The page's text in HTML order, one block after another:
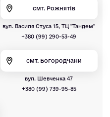
смт. Рожнятів
вул. Василя Стуса 15, ТЦ "Тандем"
+380 (99) 290-53-49
смт. Богородчани
вул. Шевченка 47
+380 (99) 739-95-85